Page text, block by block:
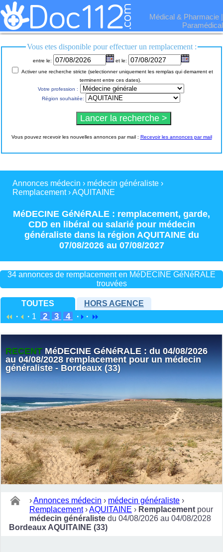
Médical & Pharmacie |
Paramédical
Vous etes disponible pour effectuer un remplacement :
entre le:
et le:
terminent entre ces dates).
Votre profession :
Région souhaitée:
Vous pouvez recevoir les nouvelles annonces par mail : Recevoir les annonces par mail
Annonces médecin › médecin généraliste ›
Remplacement ›AQUITAINE
MéDECINE GéNéRALE : remplacement, garde,
CDDen libéral ou salariépour médecin
généralistedans la région AQUITAINEdu
07/08/2026 au 07/08/2027
34 annonces de remplacement en MéDECINE GéNéRALE
trouvées
TOUTES
HORS AGENCE
·
· 1 2 3 4 · ·
RECENT MéDECINE GéNéRALE : du 04/08/2026
au 04/08/2028 remplacement pour un médecin
généraliste - Bordeaux (33)
›Annonces médecin › médecin généraliste ›
Remplacement ›AQUITAINE › Remplacement pour
médecin généraliste du 04/08/2026 au 04/08/2028
Bordeaux AQUITAINE (33)